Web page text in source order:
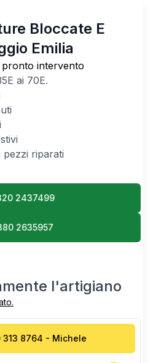
Bloccate E
Emilia
pronto intervento
E ai 70E.
riparati
2437499
2635957
l'artigiano
313 8764 - Michele